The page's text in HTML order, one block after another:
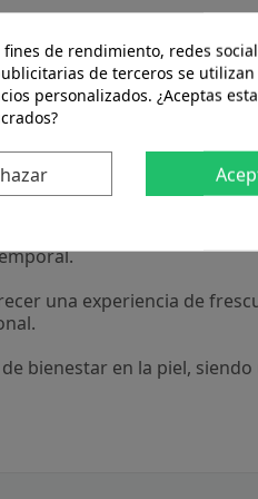
del producto
buscan una sensación de
una aplicación rápida y
con la piel.
una experiencia de
bienestar en la piel,
de rendimiento, redes
de terceros se
personalizados. ¿Aceptas